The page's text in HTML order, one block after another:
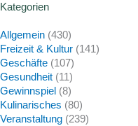
Kategorien
Allgemein (430)
Freizeit & Kultur (141)
Geschäfte (107)
Gesundheit (11)
Gewinnspiel (8)
Kulinarisches (80)
Veranstaltung (239)